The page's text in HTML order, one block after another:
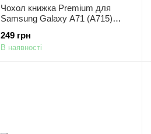
Чохол книжка Premium для
Samsung Galaxy A71 (A715)
249 грн
В наявності